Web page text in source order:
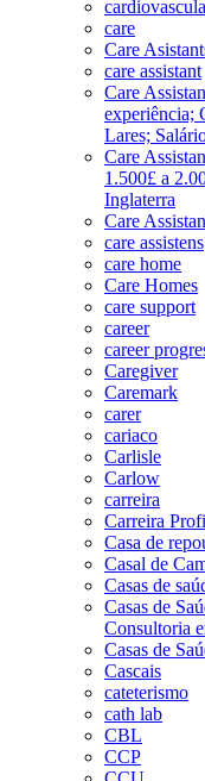
care
Care
care assistant
Care
experiência;
Lares;
Care
1.500£ a
Inglaterra
Care
care assistens
care home
Care Homes
care support
career
career
Caregiver
Caremark
carer
cariaco
Carlisle
Carlow
carreira
Carreira
Casa de
Casal de
Casas de
Casas de
Consultoria
Casas de
Cascais
cateterismo
cath lab
CBL
CCP